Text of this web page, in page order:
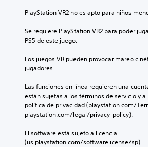
PlayStation VR2 no es apto para niños
Se requiere PlayStation VR2 para poder
PS5 de este juego.
Los juegos VR pueden provocar mareo
jugadores.
Las funciones en línea requieren una
están sujetas a los términos de servicio y
política de privacidad (playstation.com/
playstation.com/legal/privacy-policy).
El software está sujeto a licencia
(us.playstation.com/softwarelicense/sp).